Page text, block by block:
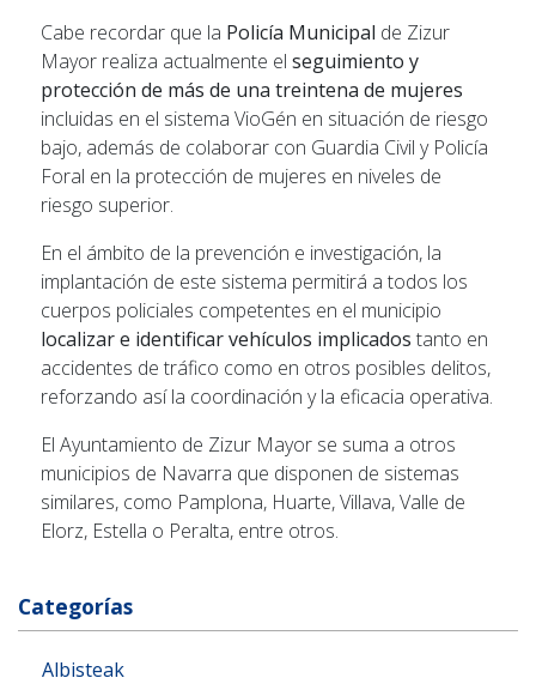
Cabe recordar que la Policía Municipal de Zizur
Mayor realiza actualmente el seguimiento y
protección de más de una treintena de mujeres
incluidas en el sistema VioGén en situación de riesgo
bajo, además de colaborar con Guardia Civil y Policía
Foral en la protección de mujeres en niveles de
riesgo superior.
En el ámbito de la prevención e investigación, la
implantación de este sistema permitirá a todos los
cuerpos policiales competentes en el municipio
localizar e identificar vehículos implicados tanto en
accidentes de tráfico como en otros posibles delitos,
reforzando así la coordinación y la eficacia operativa.
El Ayuntamiento de Zizur Mayor se suma a otros
municipios de Navarra que disponen de sistemas
similares, como Pamplona, Huarte, Villava, Valle de
Elorz, Estella o Peralta, entre otros.
Categorías
Albisteak